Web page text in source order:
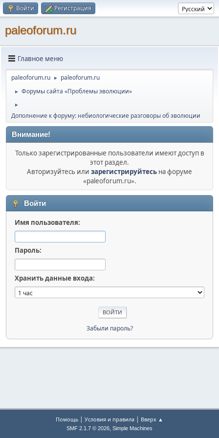
Войти Регистрация
paleoforum.ru
Главное меню
paleoforum.ru ► paleoforum.ru
► Форумы сайта «Проблемы эволюции»
►
Дополнение к форуму: небиологические разговоры об эволюции
Внимание!
Только зарегистрированные пользователи имеют доступ в
этот раздел.
Авторизуйтесь или зарегистрируйтесь на форуме
«paleoforum.ru».
Войти
Имя пользователя:
Пароль:
Хранить данные входа:
Забыли пароль?
Помощь | Условия и правила | Вверх ▲
SMF 2.1.7 © 2026, Simple Machines